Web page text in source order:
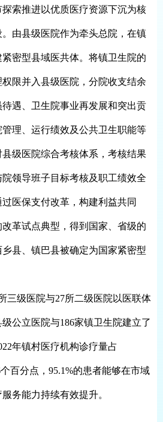
索推进以优质医疗资源下沉为核
由县级医院作为牵头总院，在镇
密型县域医共体。将镇卫生院的
限并入县级医院，分院收支结余
遇、卫生院事业再发展和突出贡
理、运行绩效及公共卫生职能等
级医院综合考核体系，考核结果
领导班子目标考核及职工绩效全
医保支付改革，构建利益共同
革试点典型，得到国家、省级的
县、镇巴县被确定为国家紧密型
级医院与27所二级医院以医联体
公立医院与186家镇卫生院建立了
年镇村医疗机构诊疗量占
百分点，95.1%的患者能够在市域
务能力持续有效提升。